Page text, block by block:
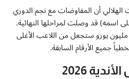
أن المفاوضات مع نجم الدوري
اسمه) قد وصلت لمراحلها النهائية.
الصفقة التي تبلغ قيمتها 150 مليون يورو ستجعل من اللاعب الأغلى
جميع الأرقام السابقة.
2026